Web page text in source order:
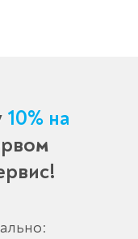
10% на